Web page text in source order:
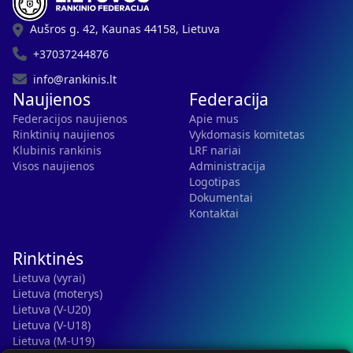
Aušros g. 42, Kaunas 44158, Lietuva
+37037244876
info@rankinis.lt
Naujienos
Federacijos naujienos
Rinktinių naujienos
Klubinis rankinis
Visos naujienos
Federacija
Apie mus
Vykdomasis komitetas
LRF nariai
Administracija
Logotipas
Dokumentai
Kontaktai
Rinktinės
Lietuva (vyrai)
Lietuva (moterys)
Lietuva (V-U20)
Lietuva (V-U18)
Lietuva (M-U19)